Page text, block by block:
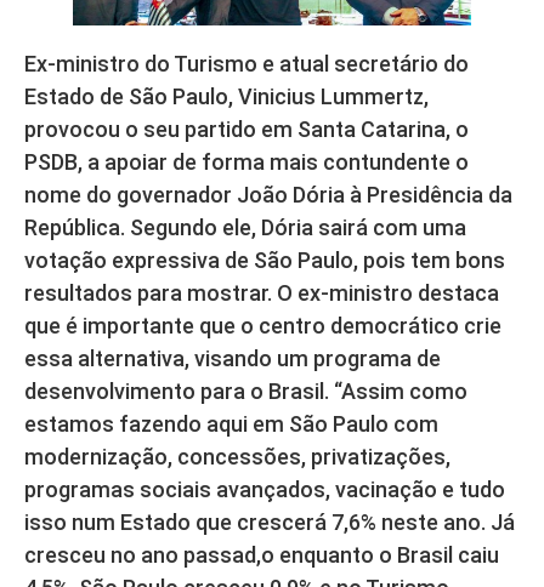
Ex-ministro do Turismo e atual secretário do
Estado de São Paulo, Vinicius Lummertz,
provocou o seu partido em Santa Catarina, o
PSDB, a apoiar de forma mais contundente o
nome do governador João Dória à Presidência da
República. Segundo ele, Dória sairá com uma
votação expressiva de São Paulo, pois tem bons
resultados para mostrar. O ex-ministro destaca
que é importante que o centro democrático crie
essa alternativa, visando um programa de
desenvolvimento para o Brasil. “Assim como
estamos fazendo aqui em São Paulo com
modernização, concessões, privatizações,
programas sociais avançados, vacinação e tudo
isso num Estado que crescerá 7,6% neste ano. Já
cresceu no ano passad,o enquanto o Brasil caiu